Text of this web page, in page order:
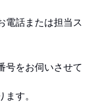
電話または担当ス
号をお伺いさせて
す。